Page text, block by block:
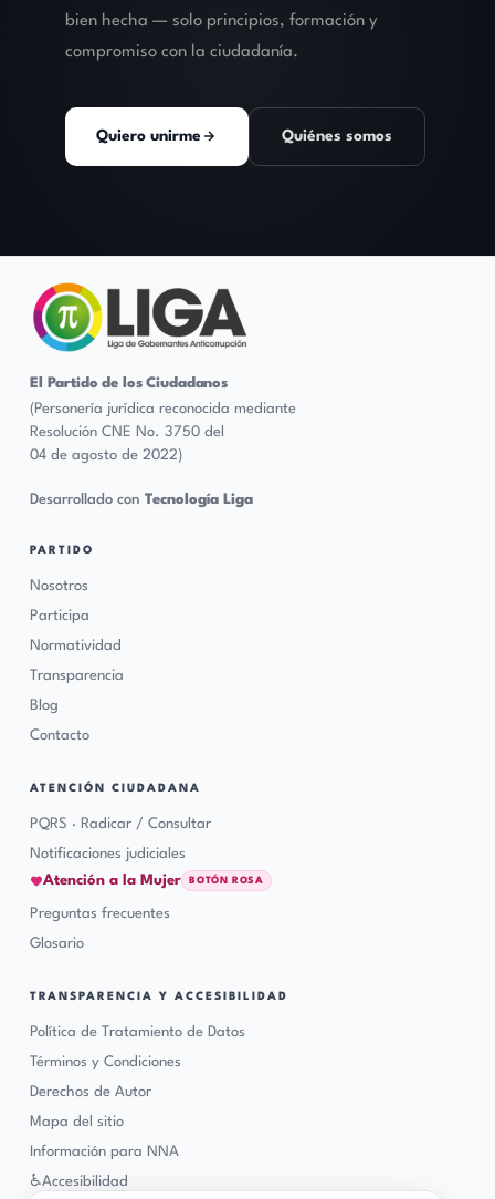
bien hecha — solo principios, formación y
compromiso con la ciudadanía.
Quiero unirme Quiénes somos
El Partido de los Ciudadanos
(Personería jurídica reconocida mediante
Resolución CNE No. 3750 del
04 de agosto de 2022)
Desarrollado con Tecnología Liga
PARTIDO
Nosotros
Participa
Normatividad
Transparencia
Blog
Contacto
ATENCIÓN CIUDADANA
PQRS · Radicar / Consultar
Notificaciones judiciales
Atención a la Mujer
BOTÓN ROSA
Preguntas frecuentes
Glosario
TRANSPARENCIA Y ACCESIBILIDAD
Política de Tratamiento de Datos
Términos y Condiciones
Derechos de Autor
Mapa del sitio
Información para NNA
♿Accesibilidad